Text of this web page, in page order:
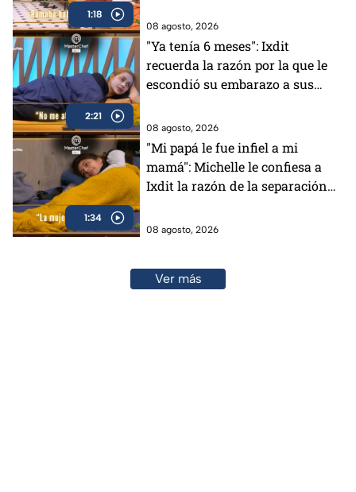
1:18
08 agosto, 2026
2:21
"Ya tenía 6 meses": Ixdit
recuerda la razón por la que le
escondió su embarazo a sus
(VIDEO)
08 agosto, 2026
1:34
"Mi papá le fue infiel a mi
mamá": Michelle le confiesa a
Ixdit la razón de la separación
24/7 (VIDEO)
08 agosto, 2026
Ver más